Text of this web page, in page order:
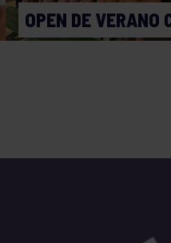
OPEN DE VERANO